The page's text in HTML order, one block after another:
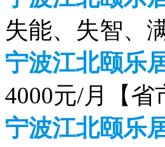
失能、失智、
宁波江北颐乐
4000元/月【
宁波江北颐乐